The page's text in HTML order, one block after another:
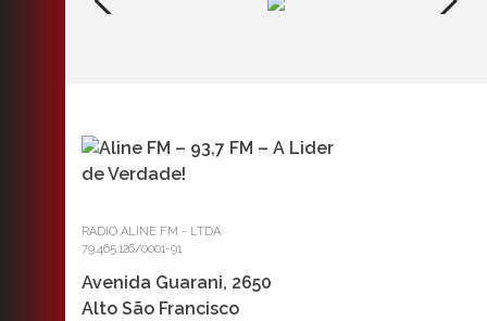
RADIO ALINE FM - LTDA
79.465.126/0001-91
Avenida Guarani, 2650
Alto São Francisco